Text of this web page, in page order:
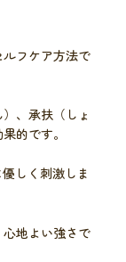
フケア方法で
、承扶（しょ
的です。
しく刺激しま
地よい強さで